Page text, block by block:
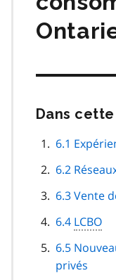
Dans
6.1
6.2
6.3 Vente
6.4 LCBO
6.5
privés